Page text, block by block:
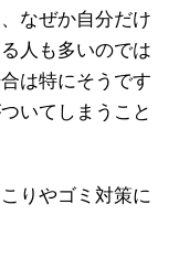
なぜか自分だけ
人も多いのでは
は特にそうです
いてしまうこと
りやゴミ対策に